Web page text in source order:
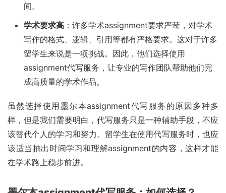
间。
学术要求高 ：许多学术assignment要求严苛，对学术
写作的格式、逻辑、引用等都有严格要求。这对于许多
留学生来说是一项挑战。因此，他们选择使用
assignment代写服务，让专业的写作团队帮助他们完
成高质量的学术作品。
虽然选择使用墨尔本assignment代写服务的原因多种多
样，但是我们需要明白，代写服务只是一种辅助手段，不应
该替代个人的学习和努力。留学生在使用代写服务时，也应
该适当抽出时间学习和理解assignment的内容，这样才能
在学术路上稳步前进。